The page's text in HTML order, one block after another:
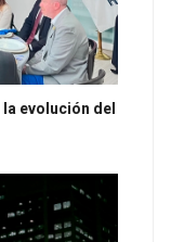
evolución del